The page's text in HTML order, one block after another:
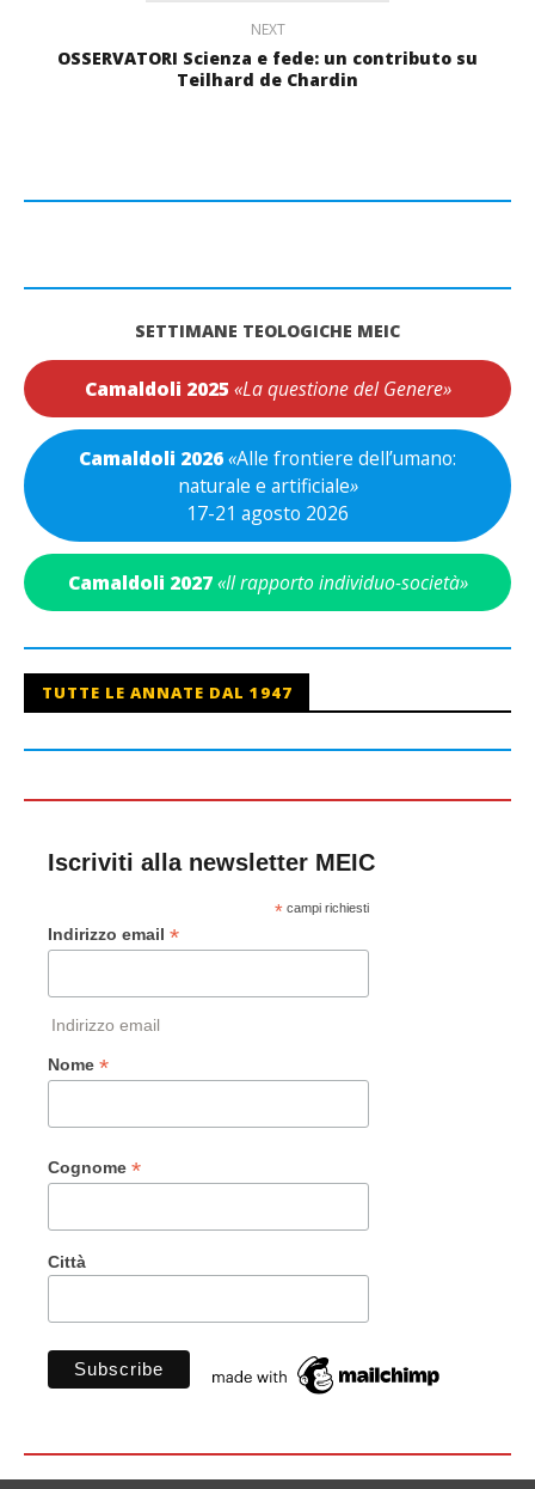
NEXT
OSSERVATORI Scienza e fede: un contributo su
Teilhard de Chardin
SETTIMANE TEOLOGICHE MEIC
Camaldoli 2025 «La questione del Genere»
Camaldoli 2026«Alle frontiere dell’umano:
naturale e artificiale»
17-21 agosto 2026
Camaldoli 2027 «Il rapporto individuo-società»
TUTTE LE ANNATE DAL 1947
Iscriviti alla newsletter MEIC
*campi richiesti
Indirizzo email *
Indirizzo email
Nome *
Cognome *
Città